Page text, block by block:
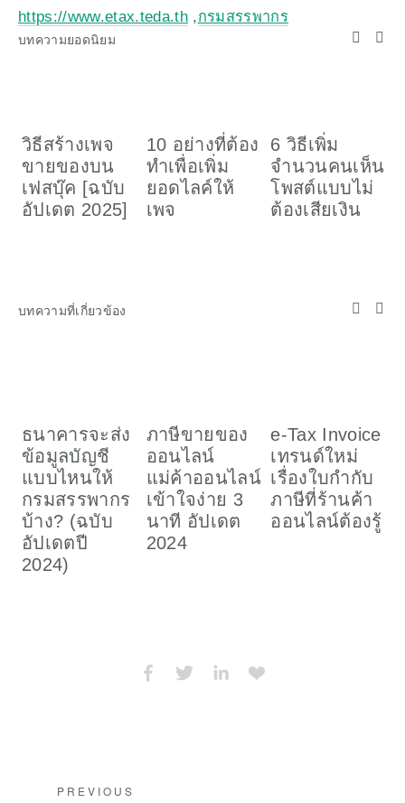
https://www.etax.teda.th ,กรมสรรพากร
บทความยอดนิยม
วิธีสร้างเพจ
ขายของบน
เฟสบุ๊ค [ฉบับ
อัปเดต 2025]
10 อย่างที่ต้อง
ทำเพื่อเพิ่ม
ยอดไลค์ให้
เพจ
6 วิธีเพิ่ม
จำนวนคนเห็น
โพสต์แบบไม่
ต้องเสียเงิน
บทความที่เกี่ยวข้อง
ธนาคารจะส่ง
ข้อมูลบัญชี
แบบไหนให้
กรมสรรพากร
บ้าง? (ฉบับ
อัปเดตปี
2024)
ภาษีขายของ
ออนไลน์
แม่ค้าออนไลน์
เข้าใจง่าย 3
นาที อัปเดต
2024
e-Tax Invoice
เทรนด์ใหม่
เรื่องใบกำกับ
ภาษีที่ร้านค้า
ออนไลน์ต้องรู้
PREVIOUS